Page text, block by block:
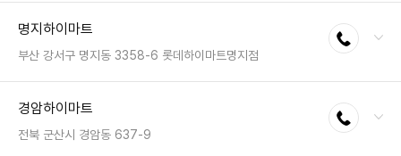
팩스 : 050-2222-0581
영업시간 : 금일 10:30~20:30
명지하이마트
부산 강서구 명지동 3358-6 롯데하이마트명지점
전화연결
팩스 : 05023331491
영업시간 : 금일 10:00~20:00
경암하이마트
전북 군산시 경암동 637-9
전화연결